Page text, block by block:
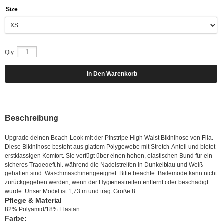
Size
Qty:
Beschreibung
Upgrade deinen Beach-Look mit der Pinstripe High Waist Bikinihose von Fila.
Diese Bikinihose besteht aus glattem Polygewebe mit Stretch-Anteil und bietet
erstklassigen Komfort. Sie verfügt über einen hohen, elastischen Bund für ein
sicheres Tragegefühl, während die Nadelstreifen in Dunkelblau und Weiß
gehalten sind. Waschmaschinengeeignet. Bitte beachte: Bademode kann nicht
zurückgegeben werden, wenn der Hygienestreifen entfernt oder beschädigt
wurde. Unser Model ist 1,73 m und trägt Größe 8.
Pflege & Material
82% Polyamid/18% Elastan
Farbe: